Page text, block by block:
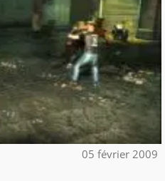
05 février 2009